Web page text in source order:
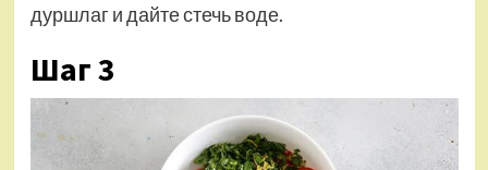
дуршлаг и дайте стечь воде.
Шаг 3